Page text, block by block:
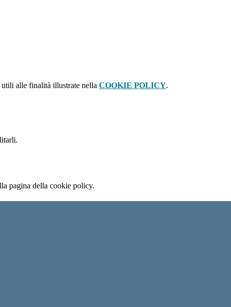
alle finalità illustrate nella COOKIE POLICY.
pagina della cookie policy.